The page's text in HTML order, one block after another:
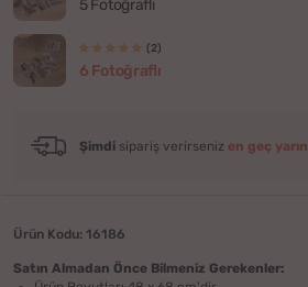
5 Fotoğraflı
(2)
6 Fotoğraflı
Şimdi sipariş verirseniz en geç yarın
Ürün Kodu: 16186
Satın Almadan Önce Bilmeniz Gerekenler: